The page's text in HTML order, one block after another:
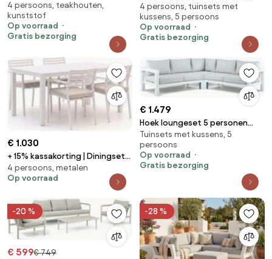
Aluminium Taupe Lifestyle
Garden Furniture Evora
4 persoons, teakhouten,
kunststof
Op voorraad
Gratis bezorging
Aluminium Wit Lifestyle Garden
Furniture Luca
4 persoons, tuinsets met
kussens, 5 persoons
Op voorraad
Gratis bezorging
€ 1.030
+ 15% kassakorting | Diningset
Bellagio | 4 personen aluminium
| Tuinset stapelbaar | 5-delig |
4 persoons, metalen
Op voorraad
€ 1.479
Hoek loungeset 5 personen
Aluminium Wit Lifestyle Garden
Furniture Luca
Tuinsets met kussens, 5
persoons
Op voorraad
Gratis bezorging
-20 %
€ 599€ 749
-28 %